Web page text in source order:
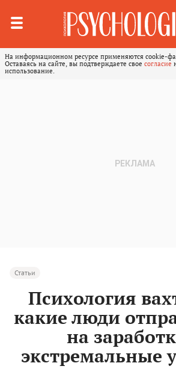
На информационном ресурсе применяются cookie-
Оставаясь на сайте, вы подтверждаете свое согласие
использование.
Статьи
Психология
какие люди
на
экстремальные